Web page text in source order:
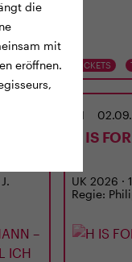
TICKETS
MI 02.09.
H IS
UK 2026 ·
Regie:
die
mit
eröffnen.